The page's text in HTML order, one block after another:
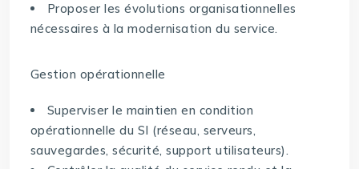
Proposer les évolutions organisationnelles
nécessaires à la modernisation du service.
Gestion opérationnelle
Superviser le maintien en condition
opérationnelle du SI (réseau, serveurs,
sauvegardes, sécurité, support utilisateurs).